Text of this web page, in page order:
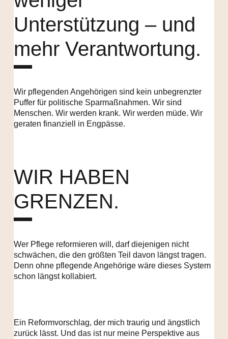
Unterstützung – und
mehr Verantwortung.
Wir pflegenden Angehörigen sind kein unbegrenzter
Puffer für politische Sparmaßnahmen. Wir sind
Menschen. Wir werden krank. Wir werden müde. Wir
geraten finanziell in Engpässe.
WIR HABEN
GRENZEN.
Wer Pflege reformieren will, darf diejenigen nicht
schwächen, die den größten Teil davon längst tragen.
Denn ohne pflegende Angehörige wäre dieses System
schon längst kollabiert.
Ein Reformvorschlag, der mich traurig und ängstlich
zurück lässt. Und das ist nur meine Perspektive aus